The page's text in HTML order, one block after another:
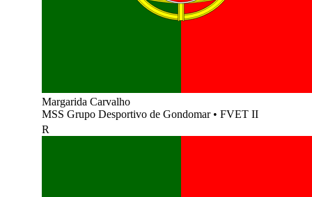
Margarida Carvalho
MSS Grupo Desportivo de Gondomar • FVET II
R